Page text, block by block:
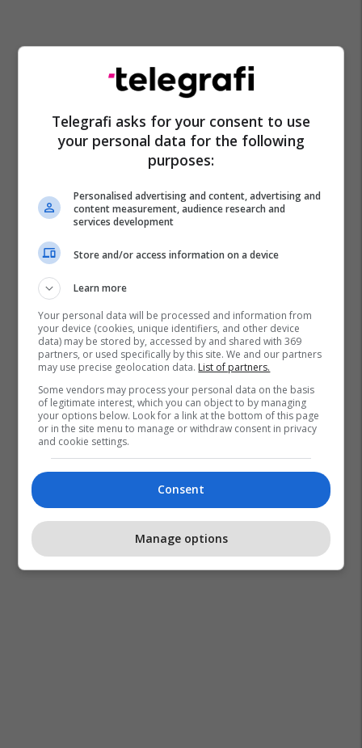
Telegrafi asks for your consent to use
your personal data for the following
purposes:
Personalised advertising and content, advertising and
content measurement, audience research and
services development
Store and/or access information on a device
Learn more
Your personal data will be processed and information from
your device (cookies, unique identifiers, and other device
data) may be stored by, accessed by and shared with 369
partners, or used specifically by this site. We and our partners
may use precise geolocation data. List of partners.
Some vendors may process your personal data on the basis
of legitimate interest, which you can object to by managing
your options below. Look for a link at the bottom of this page
or in the site menu to manage or withdraw consent in privacy
and cookie settings.
Consent
Manage options